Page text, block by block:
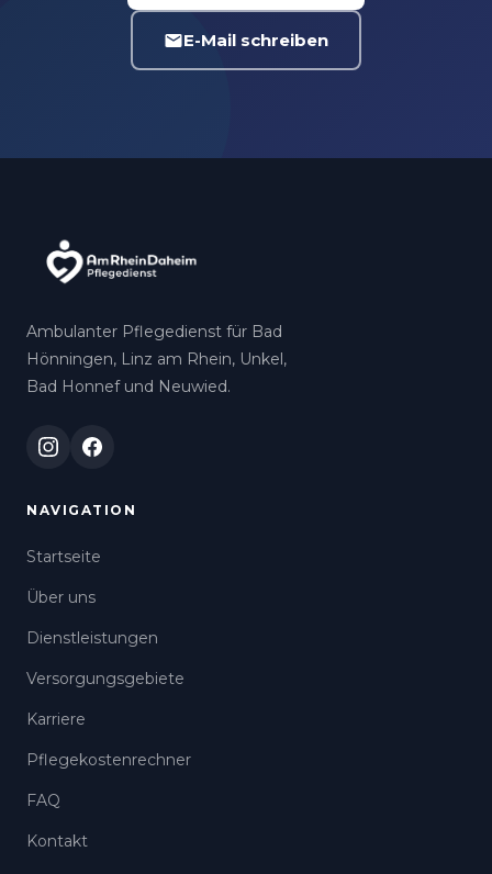
E-Mail schreiben
Ambulanter Pflegedienst für Bad
Hönningen, Linz am Rhein, Unkel,
Bad Honnef und Neuwied.
NAVIGATION
Startseite
Über uns
Dienstleistungen
Versorgungsgebiete
Karriere
Pflegekostenrechner
FAQ
Kontakt